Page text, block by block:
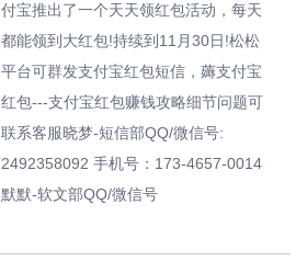
付宝推出了一个天天领红包活动，每天
都能领到大红包!持续到11月30日!松松
平台可群发支付宝红包短信，薅支付宝
红包---支付宝红包赚钱攻略细节问题可
联系客服晓梦-短信部QQ/微信号:
2492358092 手机号：173-4657-0014
默默-软文部QQ/微信号